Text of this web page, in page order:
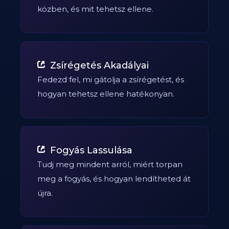
közben, és mit tehetsz ellene.
Zsírégetés Akadályai
Fedezd fel, mi gátolja a zsírégetést, és
hogyan tehetsz ellene hatékonyan.
Fogyás Lassulása
Tudj meg mindent arról, miért torpan
meg a fogyás, és hogyan lendítheted át
újra.